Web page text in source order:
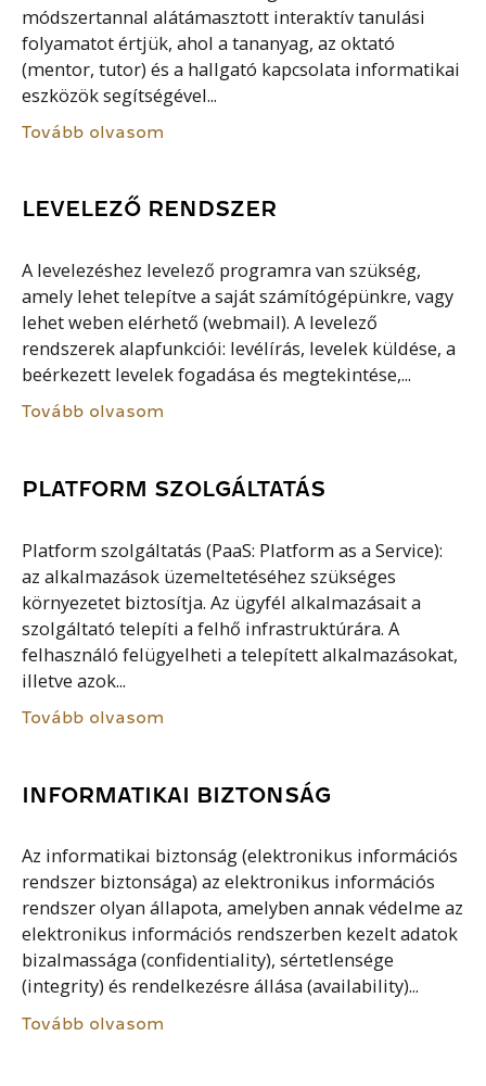
módszertannal alátámasztott interaktív tanulási
folyamatot értjük, ahol a tananyag, az oktató
(mentor, tutor) és a hallgató kapcsolata informatikai
eszközök segítségével...
Tovább olvasom
LEVELEZŐ RENDSZER
A levelezéshez levelező programra van szükség,
amely lehet telepítve a saját számítógépünkre, vagy
lehet weben elérhető (webmail). A levelező
rendszerek alapfunkciói: levélírás, levelek küldése, a
beérkezett levelek fogadása és megtekintése,...
Tovább olvasom
PLATFORM SZOLGÁLTATÁS
Platform szolgáltatás (PaaS: Platform as a Service):
az alkalmazások üzemeltetéséhez szükséges
környezetet biztosítja. Az ügyfél alkalmazásait a
szolgáltató telepíti a felhő infrastruktúrára. A
felhasználó felügyelheti a telepített alkalmazásokat,
illetve azok...
Tovább olvasom
INFORMATIKAI BIZTONSÁG
Az informatikai biztonság (elektronikus információs
rendszer biztonsága) az elektronikus információs
rendszer olyan állapota, amelyben annak védelme az
elektronikus információs rendszerben kezelt adatok
bizalmassága (confidentiality), sértetlensége
(integrity) és rendelkezésre állása (availability)...
Tovább olvasom